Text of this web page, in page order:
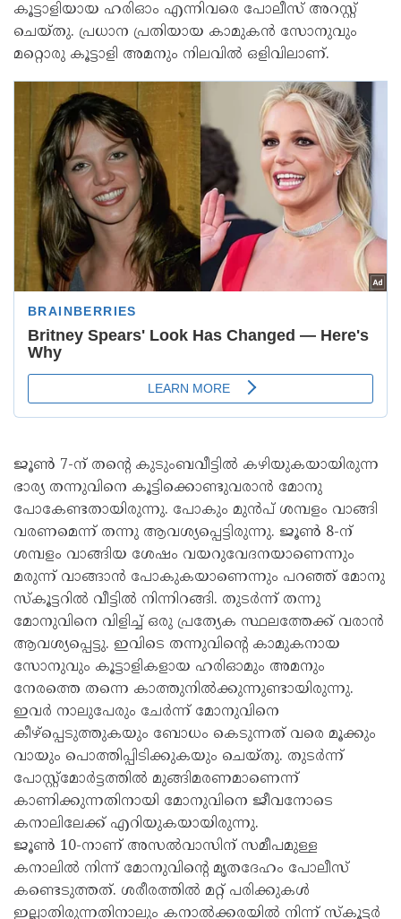
കൂട്ടാളിയായ ഹരിഓം എന്നിവരെ പോലീസ് അറസ്റ്റ്
ചെയ്തു. പ്രധാന പ്രതിയായ കാമുകന്‍ സോനുവും
മറ്റൊരു കൂട്ടാളി അമനും നിലവില്‍ ഒളിവിലാണ്.
ജൂണ്‍ 7-ന് തന്റെ കുടുംബവീട്ടില്‍ കഴിയുകയായിരുന്ന
ഭാര്യ തന്നുവിനെ കൂട്ടിക്കൊണ്ടുവരാന്‍ മോനു
പോകേണ്ടതായിരുന്നു. പോകും മുന്‍പ് ശമ്പളം വാങ്ങി
വരണമെന്ന് തന്നു ആവശ്യപ്പെട്ടിരുന്നു. ജൂണ്‍ 8-ന്
ശമ്പളം വാങ്ങിയ ശേഷം വയറുവേദനയാണെന്നും
മരുന്ന് വാങ്ങാന്‍ പോകുകയാണെന്നും പറഞ്ഞ് മോനു
സ്‌കൂട്ടറില്‍ വീട്ടില്‍ നിന്നിറങ്ങി. തുടര്‍ന്ന് തന്നു
മോനുവിനെ വിളിച്ച് ഒരു പ്രത്യേക സ്ഥലത്തേക്ക് വരാന്‍
ആവശ്യപ്പെട്ടു. ഇവിടെ തന്നുവിന്റെ കാമുകനായ
സോനുവും കൂട്ടാളികളായ ഹരിഓമും അമനും
നേരത്തെ തന്നെ കാത്തുനില്‍ക്കുന്നുണ്ടായിരുന്നു.
ഇവര്‍ നാലുപേരും ചേര്‍ന്ന് മോനുവിനെ
കീഴ്‌പ്പെടുത്തുകയും ബോധം കെടുന്നത് വരെ മൂക്കും
വായും പൊത്തിപ്പിടിക്കുകയും ചെയ്തു. തുടര്‍ന്ന്
പോസ്റ്റ്മോര്‍ട്ടത്തില്‍ മുങ്ങിമരണമാണെന്ന്
കാണിക്കുന്നതിനായി മോനുവിനെ ജീവനോടെ
കനാലിലേക്ക് എറിയുകയായിരുന്നു.
ജൂണ്‍ 10-നാണ് അസല്‍വാസിന് സമീപമുള്ള
കനാലില്‍ നിന്ന് മോനുവിന്റെ മൃതദേഹം പോലീസ്
കണ്ടെടുത്തത്. ശരീരത്തില്‍ മറ്റ് പരിക്കുകള്‍
ഇല്ലാതിരുന്നതിനാലും കനാല്‍ക്കരയില്‍ നിന്ന് സ്‌കൂട്ടര്‍